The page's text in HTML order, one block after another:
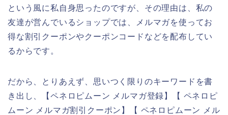
という風に私自身思ったのですが、その理由は、私の
友達が営んでいるショップでは、メルマガを使ってお
得な割引クーポンやクーポンコードなどを配布してい
るからです。
だから、とりあえず、思いつく限りのキーワードを書
き出し、【ペネロピムーン メルマガ登録】【 ペネロピ
ムーン メルマガ割引クーポン】【 ペネロピムーン メル